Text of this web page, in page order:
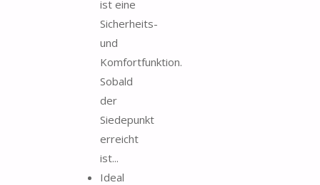
ist eine
Sicherheits-
und
Komfortfunktion.
Sobald
der
Siedepunkt
erreicht
ist...
Ideal